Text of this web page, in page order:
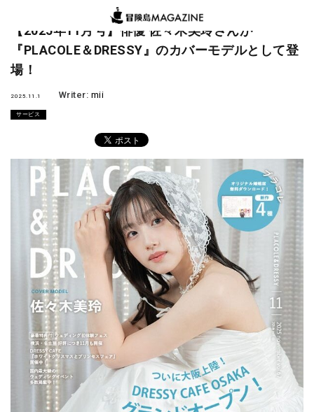
【2025年11月号】俳優 佐々木美玲さんが
『PLACOLE＆DRESSY』のカバーモデルとして登
場！
2025.11.1 Writer: mii
サービス